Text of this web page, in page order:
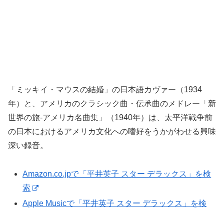
「ミッキイ・マウスの結婚」の日本語カヴァー（1934
年）と、アメリカのクラシック曲・伝承曲のメドレー「新
世界の旅-アメリカ名曲集」（1940年）は、太平洋戦争前
の日本におけるアメリカ文化への嗜好をうかがわせる興味
深い録音。
Amazon.co.jpで「平井英子 スター デラックス」を検
索
Apple Musicで「平井英子 スター デラックス」を検